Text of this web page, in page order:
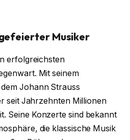
Musiker
erfolgreichsten
Mit seinem
Johann Strauss
seit Jahrzehnten Millionen
Seine Konzerte sind bekannt
die klassische Musik